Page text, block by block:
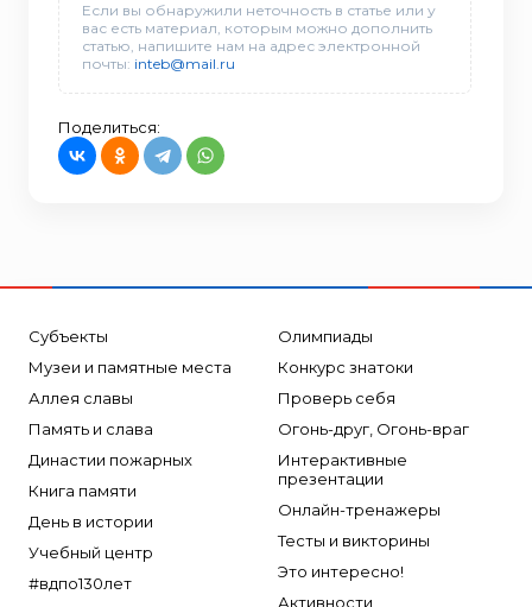
Если вы обнаружили неточность в статье или у
вас есть материал, которым можно дополнить
статью, напишите нам на адрес электронной
почты: inteb@mail.ru
Поделиться:
Субъекты
Музеи и памятные места
Аллея славы
Память и слава
Династии пожарных
Книга памяти
День в истории
Учебный центр
#вдпо130лет
Олимпиады
Конкурс знатоки
Проверь себя
Огонь-друг, Огонь-враг
Интерактивные
презентации
Онлайн-тренажеры
Тесты и викторины
Это интересно!
Активности